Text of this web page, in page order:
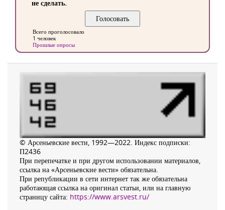
не сделать.
Всего проголосовало
1 человек
Прошлые опросы
© Арсеньевские вести, 1992—2022. Индекс подписки:
П2436
При перепечатке и при другом использовании материалов,
ссылка на «Арсеньевские вести» обязательна.
При републикации в сети интернет так же обязательна
работающая ссылка на оригинал статьи, или на главную
страницу сайта: https://www.arsvest.ru/